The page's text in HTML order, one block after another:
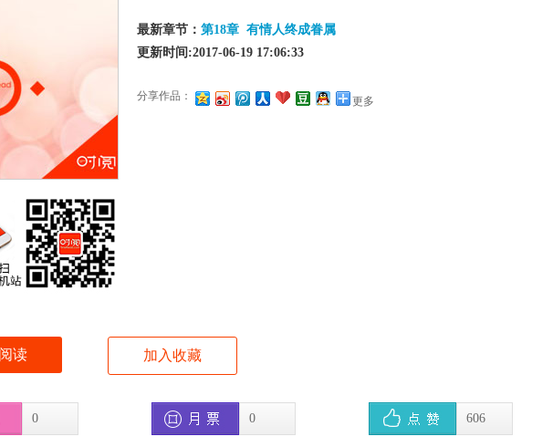
最新章节： 第18章  有情人终成眷属
更新时间:2017-06-19 17:06:33
分享作品： 更多
读 加入收藏
0 0 606